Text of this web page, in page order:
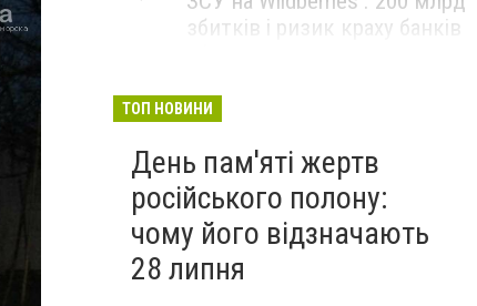
збитків і ризик краху банків
ТОП НОВИНИ
День пам'яті жертв
російського полону:
чому його відзначають
28 липня